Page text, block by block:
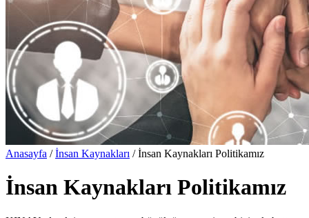
Anasayfa / İnsan Kaynakları /İnsan Kaynakları Politikamız
İnsan Kaynakları Politikamız